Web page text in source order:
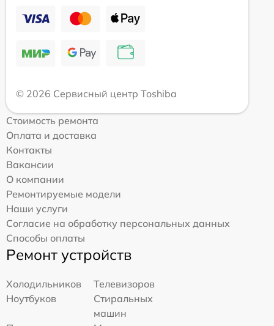
© 2026 Сервисный центр Toshiba
Стоимость ремонта
Оплата и доставка
Контакты
Вакансии
О компании
Ремонтируемые модели
Наши услуги
Согласие на обработку персональных данных
Способы оплаты
Ремонт устройств
Холодильников
Телевизоров
Ноутбуков
Стиральных
машин